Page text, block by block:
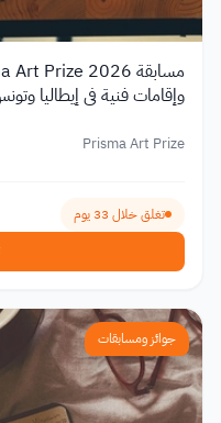
وإقامات فنية في إيطاليا
Prisma Art Prize
تغلق خلال 33 يوم
جوائز ومسابقات